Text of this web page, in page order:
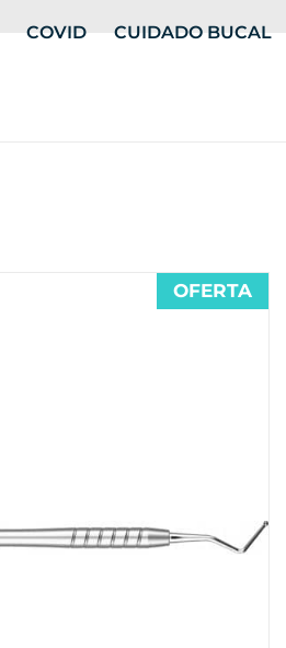
COVID CUIDADO BUCAL
OFERTA